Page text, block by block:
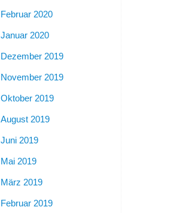
Februar 2020
Januar 2020
Dezember 2019
November 2019
Oktober 2019
August 2019
Juni 2019
Mai 2019
März 2019
Februar 2019